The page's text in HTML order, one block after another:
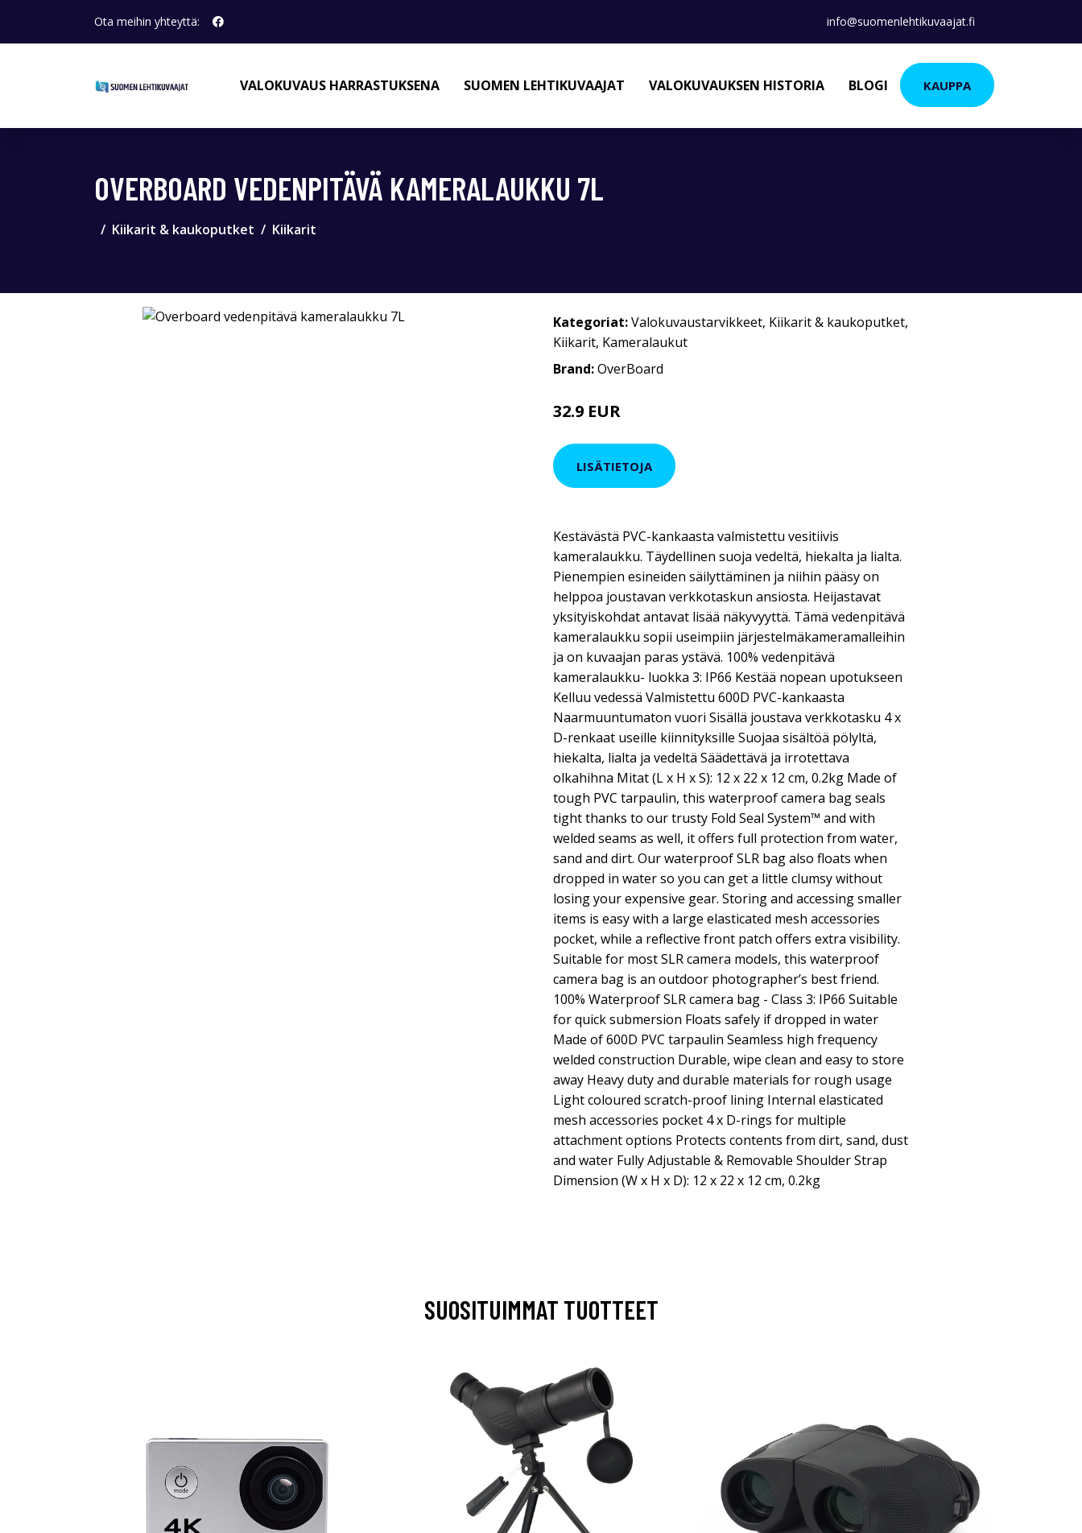
Ota meihin yhteyttä: info@suomenlehtikuvaajat.fi
VALOKUVAUS HARRASTUKSENA SUOMEN LEHTIKUVAAJAT VALOKUVAUKSEN HISTORIA BLOGI KAUPPA
OVERBOARD VEDENPITÄVÄ KAMERALAUKKU 7L
Kiikarit & kaukoputket Kiikarit
Kategoriat:Valokuvaustarvikkeet, Kiikarit & kaukoputket,
Kiikarit, Kameralaukut
Brand:OverBoard
32.9 EUR
LISÄTIETOJA
Kestävästä PVC-kankaasta valmistettu vesitiivis
kameralaukku. Täydellinen suoja vedeltä, hiekalta ja lialta.
Pienempien esineiden säilyttäminen ja niihin pääsy on
helppoa joustavan verkkotaskun ansiosta. Heijastavat
yksityiskohdat antavat lisää näkyvyyttä. Tämä vedenpitävä
kameralaukku sopii useimpiin järjestelmäkameramalleihin
ja on kuvaajan paras ystävä. 100% vedenpitävä
kameralaukku- luokka 3: IP66 Kestää nopean upotukseen
Kelluu vedessä Valmistettu 600D PVC-kankaasta
Naarmuuntumaton vuori Sisällä joustava verkkotasku 4 x
D-renkaat useille kiinnityksille Suojaa sisältöä pölyltä,
hiekalta, lialta ja vedeltä Säädettävä ja irrotettava
olkahihna Mitat (L x H x S): 12 x 22 x 12 cm, 0.2kg Made of
tough PVC tarpaulin, this waterproof camera bag seals
tight thanks to our trusty Fold Seal System™ and with
welded seams as well, it offers full protection from water,
sand and dirt. Our waterproof SLR bag also floats when
dropped in water so you can get a little clumsy without
losing your expensive gear. Storing and accessing smaller
items is easy with a large elasticated mesh accessories
pocket, while a reflective front patch offers extra visibility.
Suitable for most SLR camera models, this waterproof
camera bag is an outdoor photographer’s best friend.
100% Waterproof SLR camera bag - Class 3: IP66 Suitable
for quick submersion Floats safely if dropped in water
Made of 600D PVC tarpaulin Seamless high frequency
welded construction Durable, wipe clean and easy to store
away Heavy duty and durable materials for rough usage
Light coloured scratch-proof lining Internal elasticated
mesh accessories pocket 4 x D-rings for multiple
attachment options Protects contents from dirt, sand, dust
and water Fully Adjustable & Removable Shoulder Strap
Dimension (W x H x D): 12 x 22 x 12 cm, 0.2kg
SUOSITUIMMAT TUOTTEET